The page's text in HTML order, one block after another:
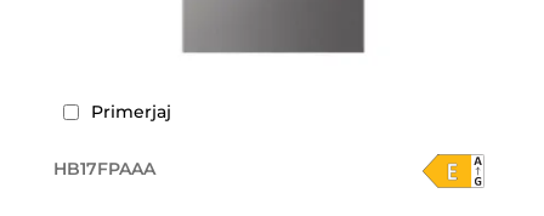
Primerjaj
HB17FPAAA